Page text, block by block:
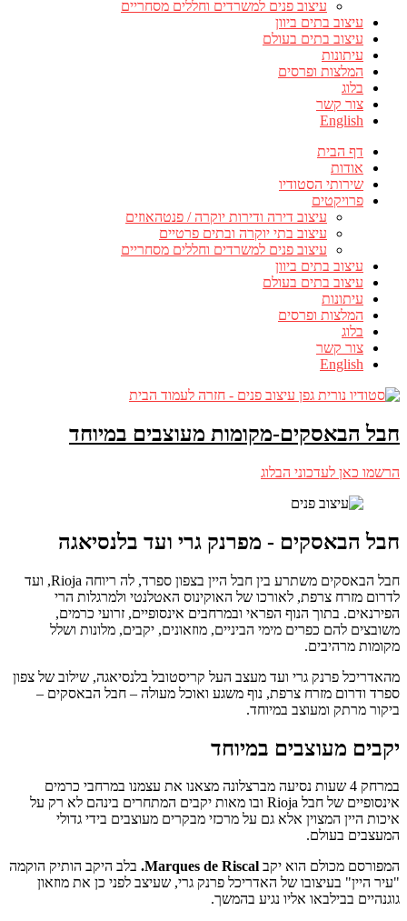
עיצוב פנים למשרדים וחללים מסחריים
עיצוב בתים ביוון
עיצוב בתים בעולם
עיתונות
המלצות ופרסים
בלוג
צור קשר
English
דף הבית
אודות
שירותי הסטודיו
פרויקטים
עיצוב דירה ודירות יוקרה / פנטהאוזים
עיצוב בתי יוקרה ובתים פרטיים
עיצוב פנים למשרדים וחללים מסחריים
עיצוב בתים ביוון
עיצוב בתים בעולם
עיתונות
המלצות ופרסים
בלוג
צור קשר
English
חבל הבאסקים-מקומות מעוצבים במיוחד
הרשמו כאן לעדכוני הבלוג
חבל הבאסקים - מפרנק גרי ועד בלנסיאגה
חבל הבאסקים משתרע בין חבל היין בצפון ספרד, לה ריוחה Rioja, ועד
לדרום מזרח צרפת, לאורכו של האוקינוס האטלנטי ולמרגלות הרי
הפירנאים. בתוך הנוף הפראי ובמרחבים אינסופיים, זרועי כרמים,
משובצים להם כפרים מימי הביניים, מוזאונים, יקבים, מלונות ושלל
מקומות מרהיבים.
מהאדריכל פרנק גרי ועד מעצב העל קריסטובל בלנסיאגה, שילוב של צפון
ספרד ודרום מזרח צרפת, נוף משגע ואוכל מעולה – חבל הבאסקים –
ביקור מרתק ומעוצב במיוחד.
יקבים מעוצבים במיוחד
במרחק 4 שעות נסיעה מברצלונה מצאנו את עצמנו במרחבי כרמים
אינסופיים של חבל Rioja ובו מאות יקבים המתחרים בינהם לא רק על
איכות היין המצוין אלא גם על מרכזי מבקרים מעוצבים בידי גדולי
המעצבים בעולם.
המפורסם מכולם הוא יקבMarques de Riscal. בלב היקב הותיק הוקמה
"עיר היין" בעיצובו של האדריכל פרנק גרי, שעיצב לפני כן את מוזאון
גוגנהיים בבילבאו אליו נגיע בהמשך.